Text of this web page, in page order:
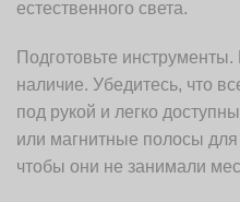
естественного света.
Подготовьте
наличие. Убедитесь, что
под рукой и легко
или магнитные полосы
чтобы они не занимали